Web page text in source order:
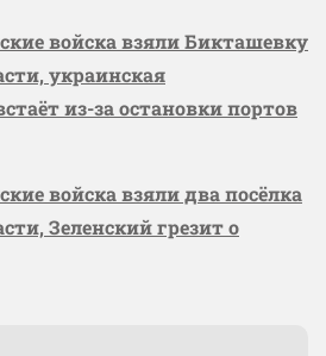
войска взяли Бикташевку
украинская
из-за остановки портов
войска взяли два посёлка
Зеленский грезит о